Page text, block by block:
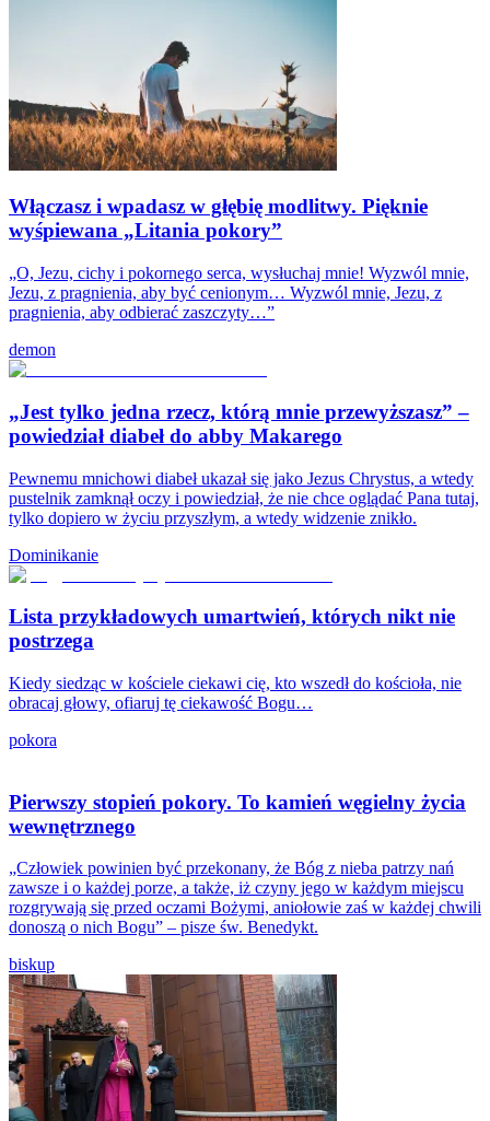
Włączasz i wpadasz w głębię modlitwy. Pięknie
wyśpiewana „Litania pokory”
„O, Jezu, cichy i pokornego serca, wysłuchaj mnie! Wyzwól mnie,
Jezu, z pragnienia, aby być cenionym… Wyzwól mnie, Jezu, z
pragnienia, aby odbierać zaszczyty…”
demon
„Jest tylko jedna rzecz, którą mnie przewyższasz” –
powiedział diabeł do abby Makarego
Pewnemu mnichowi diabeł ukazał się jako Jezus Chrystus, a wtedy
pustelnik zamknął oczy i powiedział, że nie chce oglądać Pana tutaj,
tylko dopiero w życiu przyszłym, a wtedy widzenie znikło.
Dominikanie
Lista przykładowych umartwień, których nikt nie
postrzega
Kiedy siedząc w kościele ciekawi cię, kto wszedł do kościoła, nie
obracaj głowy, ofiaruj tę ciekawość Bogu…
pokora
Pierwszy stopień pokory. To kamień węgielny życia
wewnętrznego
„Człowiek powinien być przekonany, że Bóg z nieba patrzy nań
zawsze i o każdej porze, a także, iż czyny jego w każdym miejscu
rozgrywają się przed oczami Bożymi, aniołowie zaś w każdej chwili
donoszą o nich Bogu” – pisze św. Benedykt.
biskup